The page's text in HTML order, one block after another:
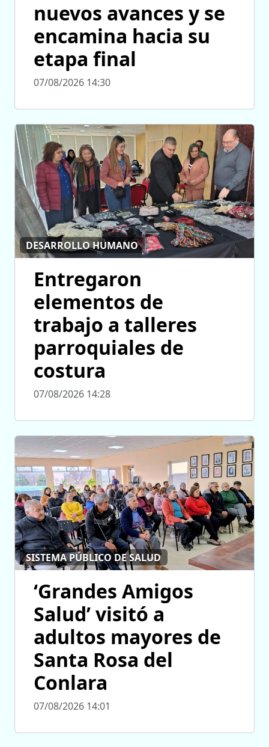
nuevos avances y se
encamina hacia su
etapa final
07/08/2026 14:30
DESARROLLO HUMANO
Entregaron
elementos de
trabajo a talleres
parroquiales de
costura
07/08/2026 14:28
SISTEMA PÚBLICO DE SALUD
‘Grandes Amigos
Salud’ visitó a
adultos mayores de
Santa Rosa del
Conlara
07/08/2026 14:01